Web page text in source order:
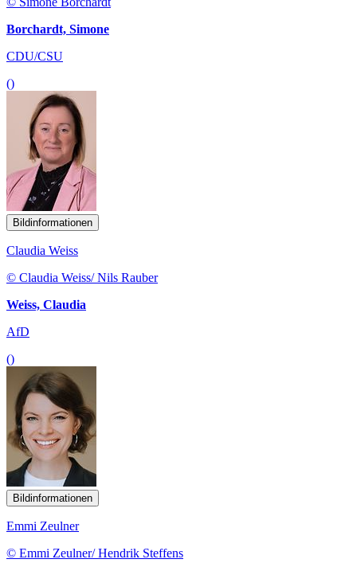
Borchardt, Simone
CDU/CSU
()
Bildinformationen
Claudia Weiss
© Claudia Weiss/ Nils Rauber
Weiss, Claudia
AfD
()
Bildinformationen
Emmi Zeulner
© Emmi Zeulner/ Hendrik Steffens